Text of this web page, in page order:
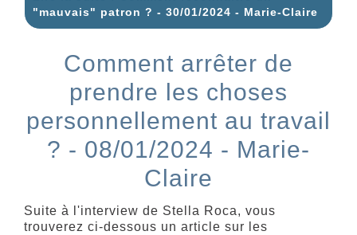
"mauvais" patron ? - 30/01/2024 - Marie-Claire
Comment arrêter de
prendre les choses
personnellement au travail
? - 08/01/2024 - Marie-
Claire
Suite à l'interview de Stella Roca, vous
trouverez ci-dessous un article sur les